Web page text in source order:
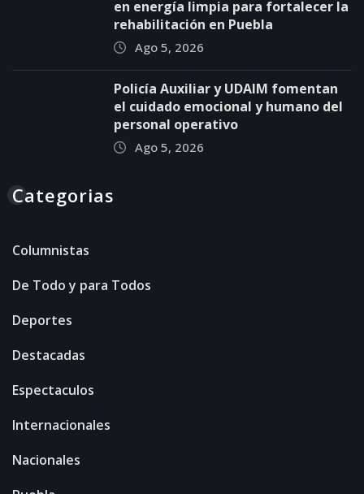
en energía limpia para fortalecer la
rehabilitación en Puebla
Ago 5, 2026
Policía Auxiliar y UDAIM fomentan
el cuidado emocional y humano del
personal operativo
Ago 5, 2026
Categorias
Columnistas
De Todo y para Todos
Deportes
Destacadas
Espectaculos
Internacionales
Nacionales